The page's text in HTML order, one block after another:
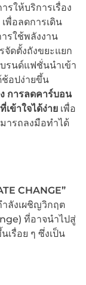
รให้บริการเรื่อง
พื่อลดการเดิน
รใช้พลังงาน
จัดตั้งถังขยะแยก
รนด์แฟชั่นนำเข้า
ช้อปง่ายขึ้น
การลดคาร์บอน
ข้าใจได้ง่าย เพื่อ
ารถลงมือทำได้
CHANGE”
ลังเผชิญวิกฤต
ที่อาจนำไปสู่
รื่อย ๆ ซึ่งเป็น